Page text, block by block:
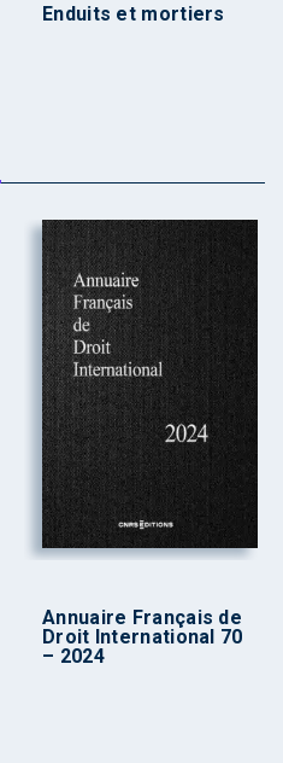
Enduits et mortiers
Annuaire Français de
Droit International 70
– 2024